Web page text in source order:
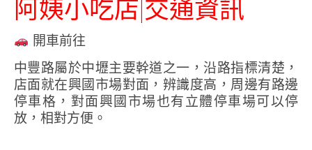
阿姨小吃店|交通資訊
開車前往
中豐路屬於中壢主要幹道之一，沿路指標清楚，
店面就在興國市場對面，辨識度高，周邊有路邊
停車格，對面興國市場也有立體停車場可以停
放，相對方便。